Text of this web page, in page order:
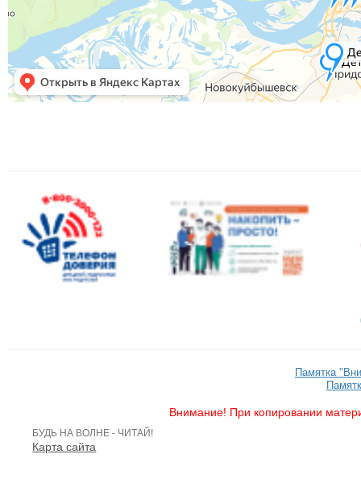
Памятка
Внимание! При копировании
БУДЬ НА ВОЛНЕ - ЧИТАЙ!
Карта сайта